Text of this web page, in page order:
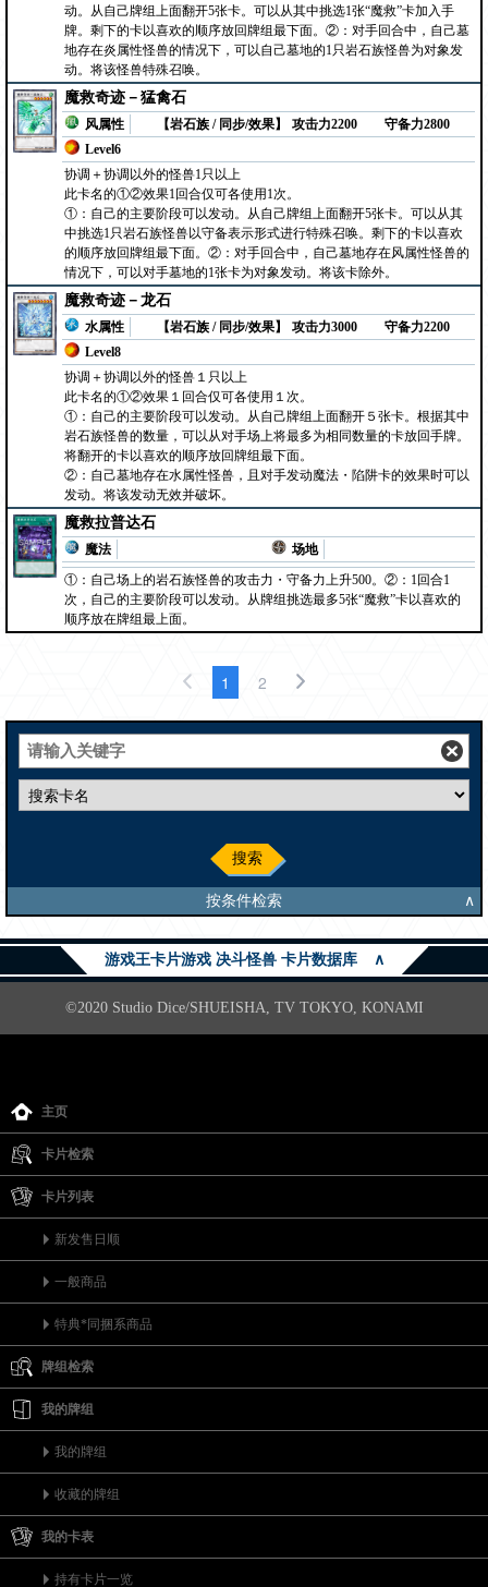
动。从自己牌组上面翻开5张卡。可以从其中挑选1张“魔救”卡加入手
牌。剩下的卡以喜欢的顺序放回牌组最下面。②：对手回合中，自己墓
地存在炎属性怪兽的情况下，可以自己墓地的1只岩石族怪兽为对象发
动。将该怪兽特殊召唤。
魔救奇迹－猛禽石
风属性
【岩石族 / 同步/效果】
Level6
攻击力2200 守备力2800
协调＋协调以外的怪兽1只以上
此卡名的①②效果1回合仅可各使用1次。
①：自己的主要阶段可以发动。从自己牌组上面翻开5张卡。可以从其
中挑选1只岩石族怪兽以守备表示形式进行特殊召唤。剩下的卡以喜欢
的顺序放回牌组最下面。②：对手回合中，自己墓地存在风属性怪兽的
情况下，可以对手墓地的1张卡为对象发动。将该卡除外。
魔救奇迹－龙石
水属性
【岩石族 / 同步/效果】
Level8
攻击力3000 守备力2200
协调＋协调以外的怪兽１只以上
此卡名的①②效果１回合仅可各使用１次。
①：自己的主要阶段可以发动。从自己牌组上面翻开５张卡。根据其中
岩石族怪兽的数量，可以从对手场上将最多为相同数量的卡放回手牌。
将翻开的卡以喜欢的顺序放回牌组最下面。
②：自己墓地存在水属性怪兽，且对手发动魔法・陷阱卡的效果时可以
发动。将该发动无效并破坏。
魔救拉普达石
魔法
场地
①：自己场上的岩石族怪兽的攻击力・守备力上升500。②：1回合1
次，自己的主要阶段可以发动。从牌组挑选最多5张“魔救”卡以喜欢的
顺序放在牌组最上面。
1 2
搜索
按条件检索 ∧
游戏王卡片游戏 决斗怪兽 卡片数据库 ∧
©2020 Studio Dice/SHUEISHA, TV TOKYO, KONAMI
主页
卡片检索
卡片列表
新发售日顺
一般商品
特典*同捆系商品
牌组检索
我的牌组
我的牌组
收藏的牌组
我的卡表
持有卡片一览